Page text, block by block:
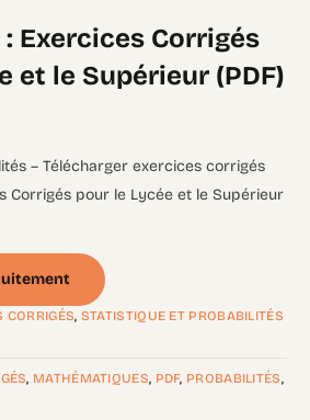
Exercices Corrigés
et le Supérieur (PDF)
– Télécharger exercices corrigés
Corrigés pour le Lycée et le Supérieur
CORRIGÉS, STATISTIQUE ET PROBABILITÉS
, MATHÉMATIQUES, PDF, PROBABILITÉS,